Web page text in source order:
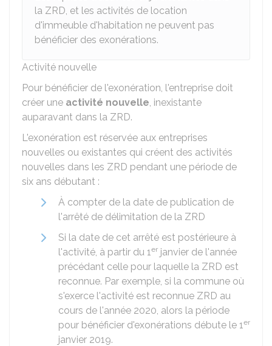
la ZRD, et les activités de location
d'immeuble d'habitation ne peuvent pas
bénéficier des exonérations.
Activité nouvelle
Pour bénéficier de l'exonération, l'entreprise doit
créer une activité nouvelle, inexistante
auparavant dans la ZRD.
L'exonération est réservée aux entreprises
nouvelles ou existantes qui créent des activités
nouvelles dans les ZRD pendant une période de
six ans débutant :
À compter de la date de publication de
l'arrêté de délimitation de la ZRD
Si la date de cet arrêté est postérieure à
l'activité, à partir du 1er janvier de l'année
précédant celle pour laquelle la ZRD est
reconnue. Par exemple, si la commune où
s'exerce l'activité est reconnue ZRD au
cours de l'année 2020, alors la période
pour bénéficier d'exonérations débute le 1er
janvier 2019.